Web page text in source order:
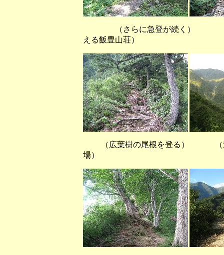
（さらに急登が続く） （
える飯豊山荘）
（広葉樹の尾根を登る）
場）